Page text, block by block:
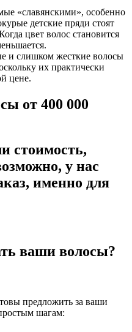
«славянскими», особенно
детские пряди стоят
цвет волос становится
и слишком жесткие волосы
их практически
цене.
от 400 000
стоимость,
у нас
именно для
ваши волосы?
предложить за ваши
шагам: